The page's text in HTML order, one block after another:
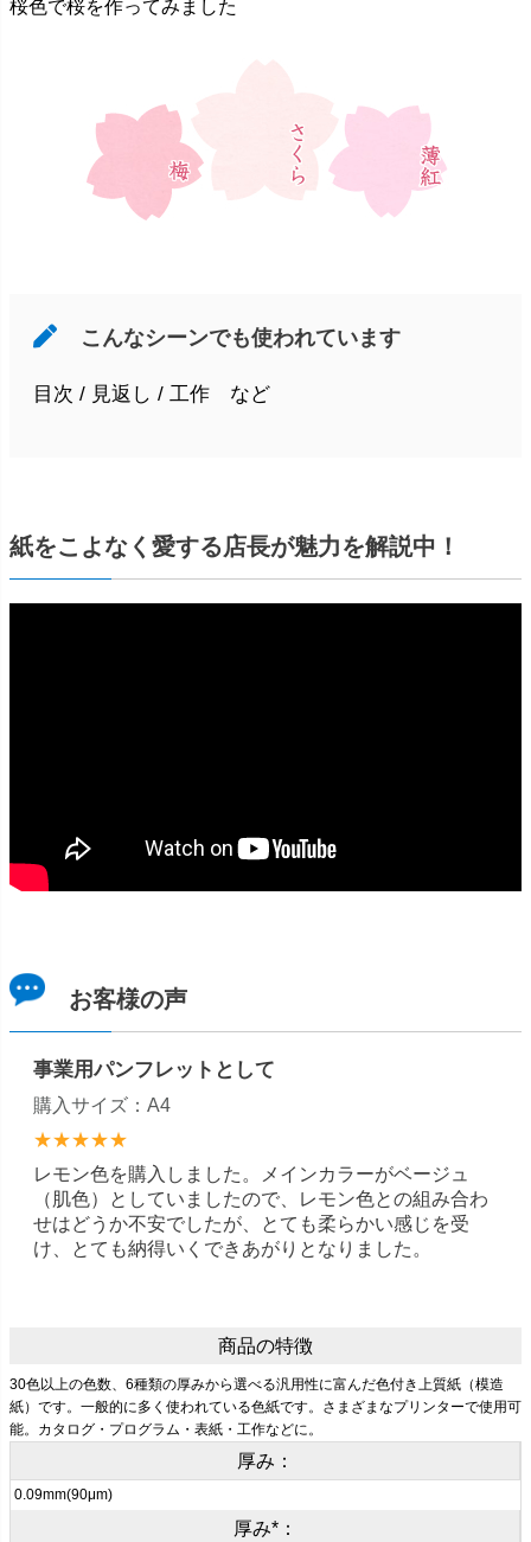
桜色で桜を作ってみました
こんなシーンでも使われています
目次 / 見返し / 工作 など
紙をこよなく愛する店長が魅力を解説中！
お客様の声
事業用パンフレットとして
購入サイズ：A4
★★★★★
レモン色を購入しました。メインカラーがベージュ
（肌色）としていましたので、レモン色との組み合わ
せはどうか不安でしたが、とても柔らかい感じを受
け、とても納得いくできあがりとなりました。
商品の特徴
30色以上の色数、6種類の厚みから選べる汎用性に富んだ色付き上質紙（模造
紙）です。一般的に多く使われている色紙です。さまざまなプリンターで使用可
能。カタログ・プログラム・表紙・工作などに。
厚み：
0.09mm(90μm)
厚み*：